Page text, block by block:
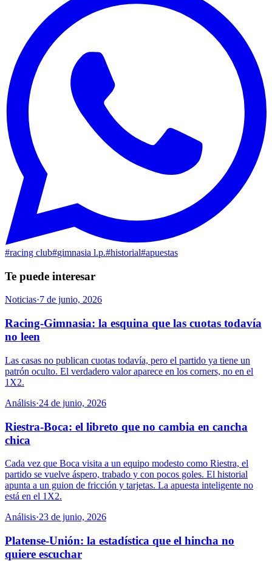
#racing club#gimnasia l.p.#historial#apuestas
Te puede interesar
Noticias·7 de junio, 2026
Racing-Gimnasia: la esquina que las cuotas todavía
no leen
Las casas no publican cuotas todavía, pero el partido ya tiene un
patrón oculto. El verdadero valor aparece en los corners, no en el
1X2.
Análisis·24 de junio, 2026
Riestra-Boca: el libreto que no cambia en cancha
chica
Cada vez que Boca visita a un equipo modesto como Riestra, el
partido se vuelve áspero, trabado y con pocos goles. El historial
apunta a un guion de fricción y tarjetas. La apuesta inteligente no
está en el 1X2.
Análisis·23 de junio, 2026
Platense-Unión: la estadística que el hincha no
quiere escuchar